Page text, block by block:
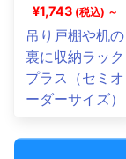
¥1,743 (税込) ～
吊り戸棚や机の
裏に収納ラック
プラス（セミオ
ーダーサイズ）